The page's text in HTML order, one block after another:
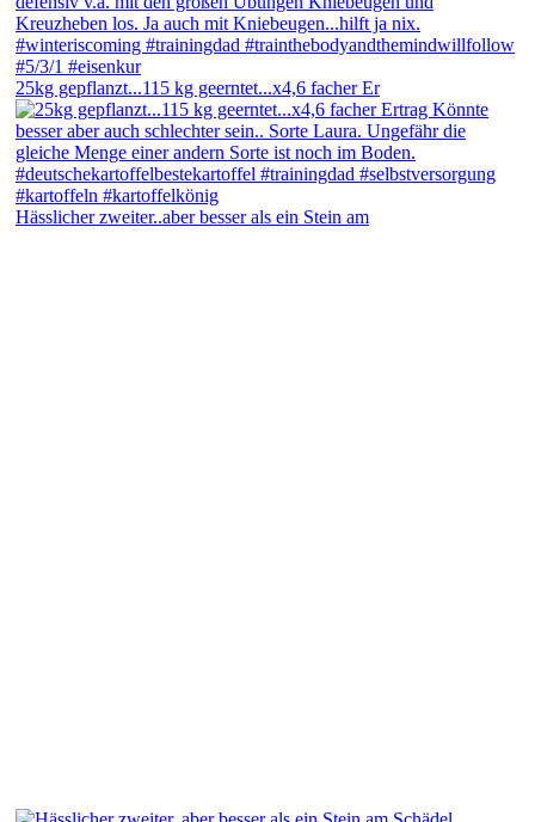
25kg gepflanzt...115 kg geerntet...x4,6 facher Er
Hässlicher zweiter..aber besser als ein Stein am